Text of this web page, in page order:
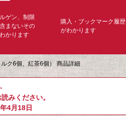
ゲン、制限
まないその
かります
購入・ブックマーク履歴
がわかります
ク6個、紅茶6個） 商品詳細
みください。
4月18日